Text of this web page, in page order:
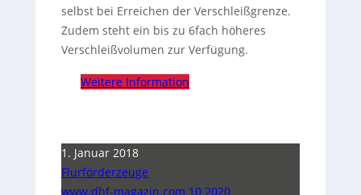
selbst bei Erreichen der Verschleißgrenze.
Zudem steht ein bis zu 6fach höheres
Verschleißvolumen zur Verfügung.
Weitere Information
1. Januar 2018
Flurförderzeuge
www.dhf-magazin.com 10 2020